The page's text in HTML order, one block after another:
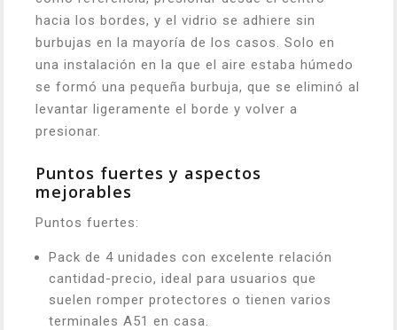
hacia los bordes, y el vidrio se adhiere sin
burbujas en la mayoría de los casos. Solo en
una instalación en la que el aire estaba húmedo
se formó una pequeña burbuja, que se eliminó al
levantar ligeramente el borde y volver a
presionar.
Puntos fuertes y aspectos
mejorables
Puntos fuertes:
Pack de 4 unidades con excelente relación
cantidad-precio, ideal para usuarios que
suelen romper protectores o tienen varios
terminales A51 en casa.